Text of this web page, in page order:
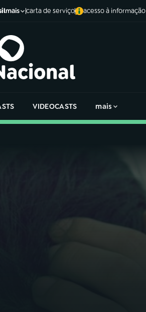
mais carta de serviço acesso à informação
VIDEOCASTS mais